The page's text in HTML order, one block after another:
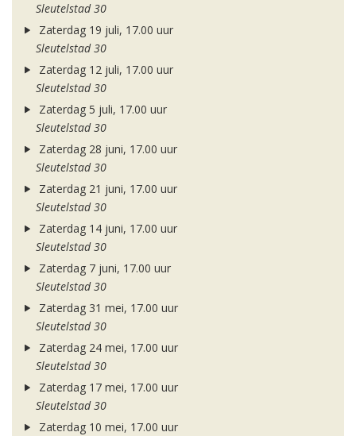
Sleutelstad 30
Zaterdag 19 juli, 17.00 uur
Sleutelstad 30
Zaterdag 12 juli, 17.00 uur
Sleutelstad 30
Zaterdag 5 juli, 17.00 uur
Sleutelstad 30
Zaterdag 28 juni, 17.00 uur
Sleutelstad 30
Zaterdag 21 juni, 17.00 uur
Sleutelstad 30
Zaterdag 14 juni, 17.00 uur
Sleutelstad 30
Zaterdag 7 juni, 17.00 uur
Sleutelstad 30
Zaterdag 31 mei, 17.00 uur
Sleutelstad 30
Zaterdag 24 mei, 17.00 uur
Sleutelstad 30
Zaterdag 17 mei, 17.00 uur
Sleutelstad 30
Zaterdag 10 mei, 17.00 uur